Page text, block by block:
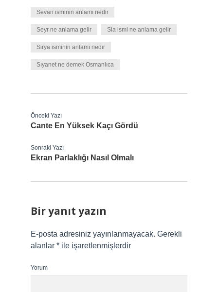
Sevan isminin anlamı nedir
Seyr ne anlama gelir Sia ismi ne anlama gelir
Sirya isminin anlamı nedir
Sıyanet ne demek Osmanlıca
Önceki Yazı
Cante En Yüksek Kaçı Gördü
Sonraki Yazı
Ekran Parlaklığı Nasıl Olmalı
Bir yanıt yazın
E-posta adresiniz yayınlanmayacak. Gerekli
alanlar * ile işaretlenmişlerdir
Yorum